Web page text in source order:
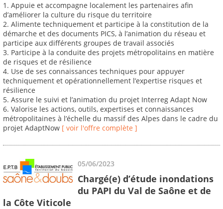
1. Appuie et accompagne localement les partenaires afin
d’améliorer la culture du risque du territoire
2. Alimente techniquement et participe à la constitution de la
démarche et des documents PICS, à l’animation du réseau et
participe aux différents groupes de travail associés
3. Participe à la conduite des projets métropolitains en matière
de risques et de résilience
4. Use de ses connaissances techniques pour appuyer
techniquement et opérationnellement l’expertise risques et
résilience
5. Assure le suivi et l’animation du projet Interreg Adapt Now
6. Valorise les actions, outils, expertises et connaissances
métropolitaines à l’échelle du massif des Alpes dans le cadre du
projet AdaptNow [ voir l'offre complète ]
05/06/2023
Chargé(e) d’étude inondations
du PAPI du Val de Saône et de
la Côte Viticole